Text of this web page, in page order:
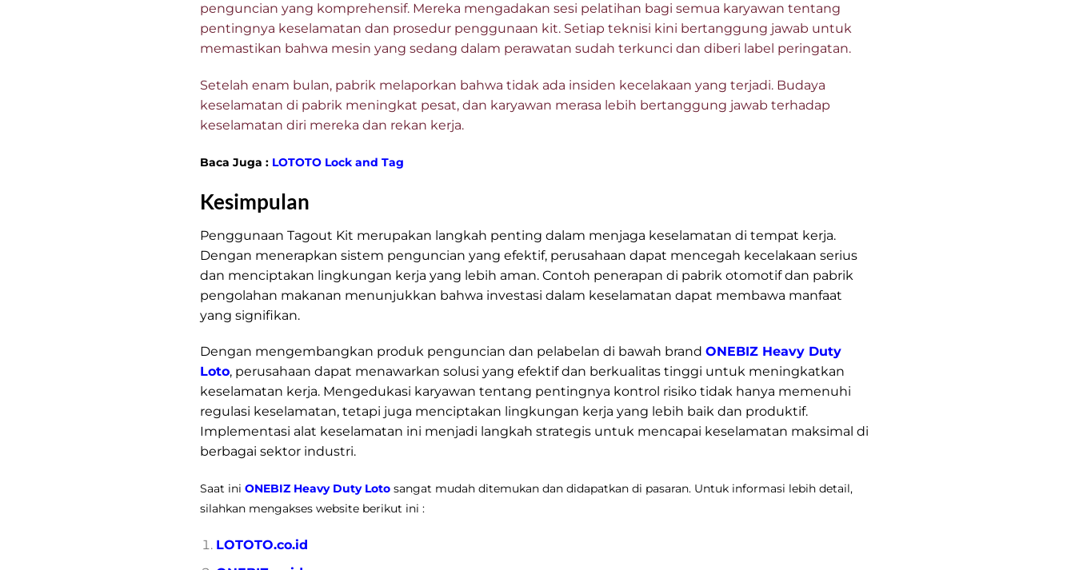
penguncian yang komprehensif. Mereka mengadakan sesi pelatihan bagi semua karyawan tentang
pentingnya keselamatan dan prosedur penggunaan kit. Setiap teknisi kini bertanggung jawab untuk
memastikan bahwa mesin yang sedang dalam perawatan sudah terkunci dan diberi label peringatan.
Setelah enam bulan, pabrik melaporkan bahwa tidak ada insiden kecelakaan yang terjadi. Budaya
keselamatan di pabrik meningkat pesat, dan karyawan merasa lebih bertanggung jawab terhadap
keselamatan diri mereka dan rekan kerja.
Baca Juga : LOTOTO Lock and Tag
Kesimpulan
Penggunaan Tagout Kit merupakan langkah penting dalam menjaga keselamatan di tempat kerja.
Dengan menerapkan sistem penguncian yang efektif, perusahaan dapat mencegah kecelakaan serius
dan menciptakan lingkungan kerja yang lebih aman. Contoh penerapan di pabrik otomotif dan pabrik
pengolahan makanan menunjukkan bahwa investasi dalam keselamatan dapat membawa manfaat
yang signifikan.
Dengan mengembangkan produk penguncian dan pelabelan di bawah brand ONEBIZ Heavy Duty
Loto, perusahaan dapat menawarkan solusi yang efektif dan berkualitas tinggi untuk meningkatkan
keselamatan kerja. Mengedukasi karyawan tentang pentingnya kontrol risiko tidak hanya memenuhi
regulasi keselamatan, tetapi juga menciptakan lingkungan kerja yang lebih baik dan produktif.
Implementasi alat keselamatan ini menjadi langkah strategis untuk mencapai keselamatan maksimal di
berbagai sektor industri.
Saat ini ONEBIZ Heavy Duty Loto sangat mudah ditemukan dan didapatkan di pasaran. Untuk informasi lebih detail,
silahkan mengakses website berikut ini :
LOTOTO.co.id